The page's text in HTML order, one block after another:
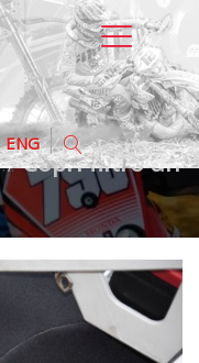
ENG
Copri filtro